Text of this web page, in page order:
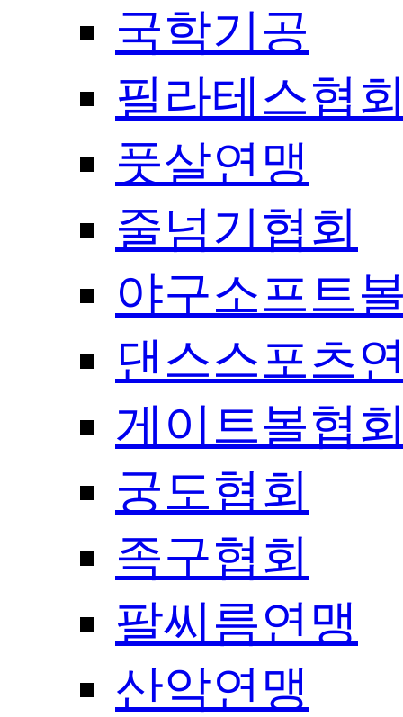
국학기공
필라테스협
풋살연맹
줄넘기협회
야구소프트
댄스스포츠
게이트볼협
궁도협회
족구협회
팔씨름연맹
산악연맹